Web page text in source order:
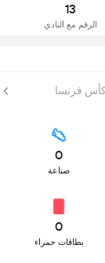
13
الرقم مع النادي
فرنسا
0
صناعة
0
بطاقات حمراء